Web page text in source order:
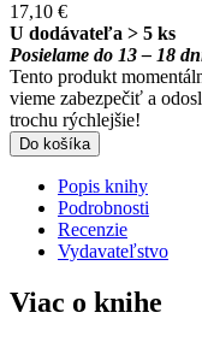
17,10 €
U dodávateľa > 5 ks
Posielame do 13 – 18
Tento produkt
vieme zabezpečiť a
trochu rýchlejšie!
Do košíka
Popis knihy
Podrobnosti
Recenzie
Vydavateľstvo
Viac o knihe